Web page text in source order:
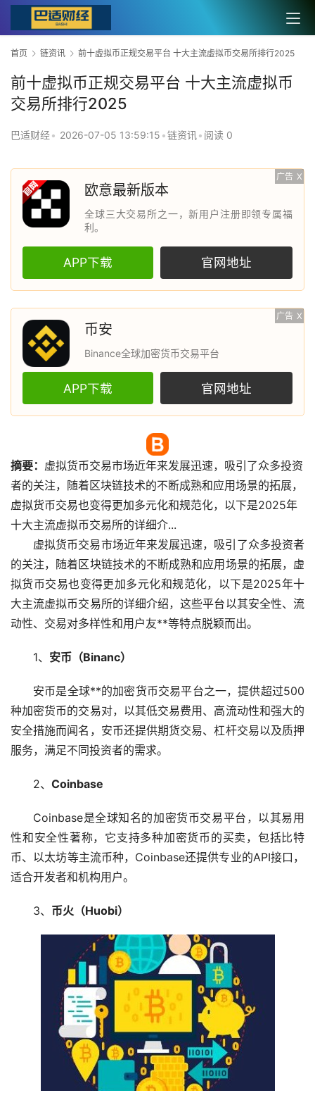
首页 链资讯 前十虚拟币正规交易平台 十大主流虚拟币交易所排行2025
前十虚拟币正规交易平台 十大主流虚拟币
交易所排行2025
巴适财经• 2026-07-05 13:59:15 •链资讯 • 阅读 0
广告 X
欧意最新版本
全球三大交易所之一，新用户注册即领专属福
利。
APP下载 官网地址
广告 X
币安
Binance全球加密货币交易平台
APP下载 官网地址
摘要： 虚拟货币交易市场近年来发展迅速，吸引了众多投资
者的关注，随着区块链技术的不断成熟和应用场景的拓展，
虚拟货币交易也变得更加多元化和规范化，以下是2025年
十大主流虚拟币交易所的详细介...
虚拟货币交易市场近年来发展迅速，吸引了众多投资者
的关注，随着区块链技术的不断成熟和应用场景的拓展，虚
拟货币交易也变得更加多元化和规范化，以下是2025年十
大主流虚拟币交易所的详细介绍，这些平台以其安全性、流
动性、交易对多样性和用户友**等特点脱颖而出。
1、 安币（Binanc）
安币是全球**的加密货币交易平台之一，提供超过500
种加密货币的交易对，以其低交易费用、高流动性和强大的
安全措施而闻名，安币还提供期货交易、杠杆交易以及质押
服务，满足不同投资者的需求。
2、 Coinbase
Coinbase是全球知名的加密货币交易平台，以其易用
性和安全性著称，它支持多种加密货币的买卖，包括比特
币、 以太坊等主流币种，Coinbase还提供专业的API接口，
适合开发者和机构用户。
3、 币火（Huobi）